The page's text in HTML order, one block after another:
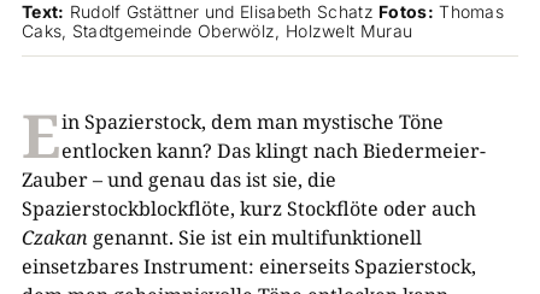
Text: Rudolf Gstättner und Elisabeth Schatz Fotos: Thomas
Caks, Stadtgemeinde ­Oberwölz, Holzwelt Murau
Ein Spazierstock, dem man mystische Töne
entlocken kann? Das klingt nach Biedermeier-
Zauber – und genau das ist sie, die
Spazierstockblockflöte, kurz Stockflöte oder auch
Czakan genannt. Sie ist ein multifunktionell
einsetzbares Instrument: einerseits Spazierstock,